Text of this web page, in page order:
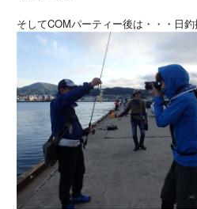
そしてCOMパーティー後は・・・日釣